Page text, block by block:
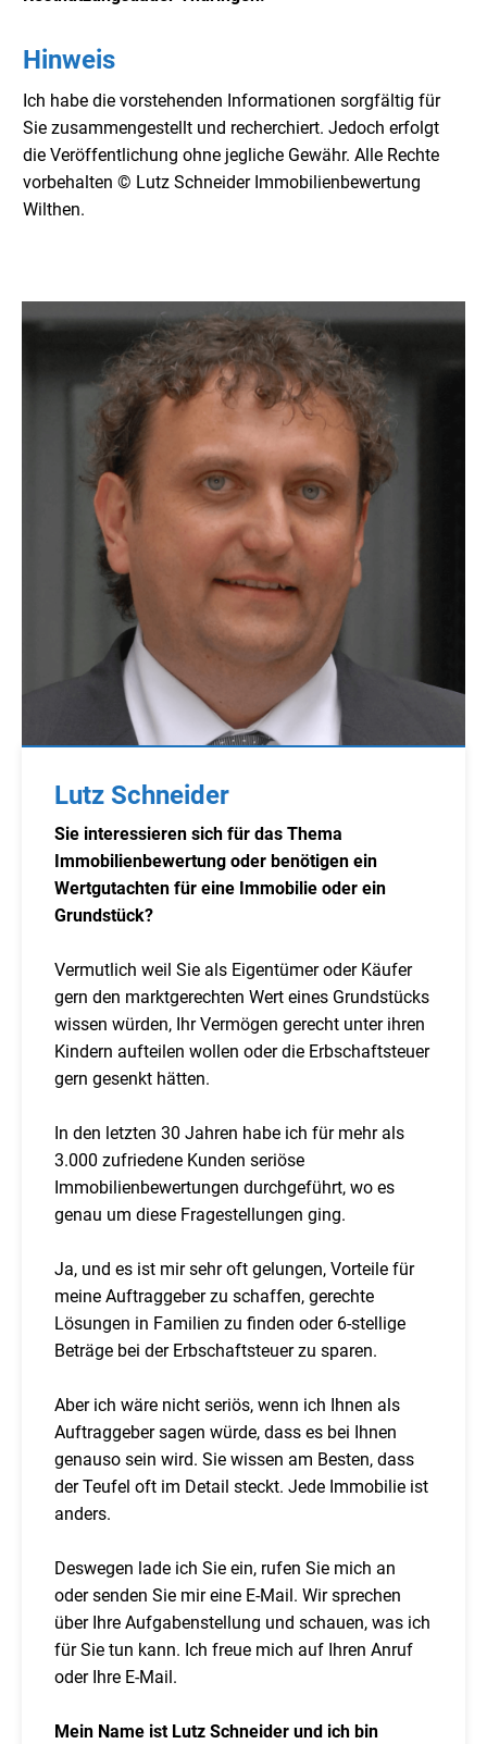
Hinweis
Ich habe die vorstehenden Informationen sorgfältig für
Sie zusammengestellt und recherchiert. Jedoch erfolgt
die Veröffentlichung ohne jegliche Gewähr. Alle Rechte
vorbehalten © Lutz Schneider Immobilienbewertung
Wilthen.
Lutz Schneider
Sie interessieren sich für das Thema
Immobilienbewertung oder benötigen ein
Wertgutachten für eine Immobilie oder ein
Grundstück?
Vermutlich weil Sie als Eigentümer oder Käufer
gern den marktgerechten Wert eines Grundstücks
wissen würden, Ihr Vermögen gerecht unter ihren
Kindern aufteilen wollen oder die Erbschaftsteuer
gern gesenkt hätten.
In den letzten 30 Jahren habe ich für mehr als
3.000 zufriedene Kunden seriöse
Immobilienbewertungen durchgeführt, wo es
genau um diese Fragestellungen ging.
Ja, und es ist mir sehr oft gelungen, Vorteile für
meine Auftraggeber zu schaffen, gerechte
Lösungen in Familien zu finden oder 6-stellige
Beträge bei der Erbschaftsteuer zu sparen.
Aber ich wäre nicht seriös, wenn ich Ihnen als
Auftraggeber sagen würde, dass es bei Ihnen
genauso sein wird. Sie wissen am Besten, dass
der Teufel oft im Detail steckt. Jede Immobilie ist
anders.
Deswegen lade ich Sie ein, rufen Sie mich an
oder senden Sie mir eine E-Mail. Wir sprechen
über Ihre Aufgabenstellung und schauen, was ich
für Sie tun kann. Ich freue mich auf Ihren Anruf
oder Ihre E-Mail.
Mein Name ist Lutz Schneider und ich bin